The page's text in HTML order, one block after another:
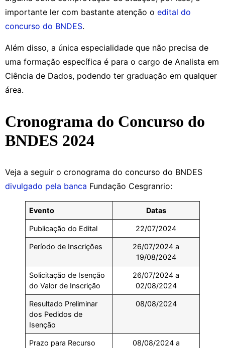
importante ler com bastante atenção o edital do
concurso do BNDES.
Além disso, a única especialidade que não precisa de
uma formação específica é para o cargo de Analista em
Ciência de Dados, podendo ter graduação em qualquer
área.
Cronograma do Concurso do
BNDES 2024
Veja a seguir o cronograma do concurso do BNDES
divulgado pela banca Fundação Cesgranrio:
Evento Datas
Publicação do Edital 22/07/2024
Período de Inscrições
26/07/2024 a
19/08/2024
Solicitação de Isenção
do Valor de Inscrição
26/07/2024 a
02/08/2024
Resultado Preliminar
dos Pedidos de
Isenção
08/08/2024
Prazo para Recurso
08/08/2024 a